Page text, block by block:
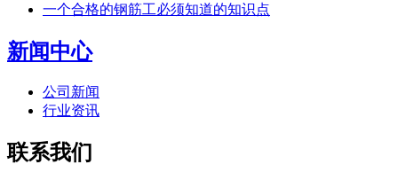
一个合格的钢筋工必须知道的知识点
新闻中心
公司新闻
行业资讯
联系我们